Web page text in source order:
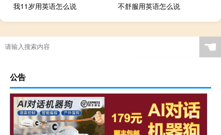
我11岁用英语怎么说
不舒服用英语怎么说
☚
公告